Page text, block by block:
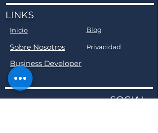
LINKS
Inicio Blog
Sobre Nosotros Privacidad
Business Developer
SOCIAL